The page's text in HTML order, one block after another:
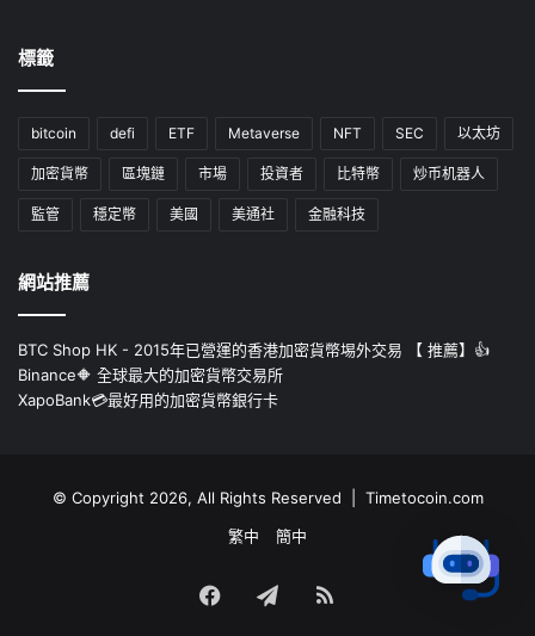
標籤
bitcoin defi ETF Metaverse NFT SEC 以太坊
加密貨幣 區塊鏈 市場 投資者 比特幣 炒币机器人
監管 穩定幣 美國 美通社 金融科技
網站推薦
BTC Shop HK - 2015年已營運的香港加密貨幣埸外交易 【 推薦】👍
Binance🔶 全球最大的加密貨幣交易所
XapoBank💳最好用的加密貨幣銀行卡
© Copyright 2026, All Rights Reserved | Timetocoin.com
繁中
簡中
FacebookTelegram
RSS